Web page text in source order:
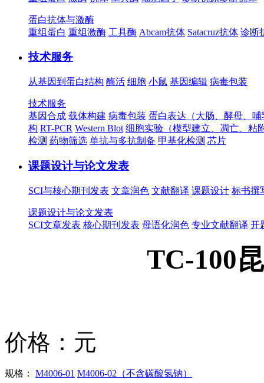
蛋白抗体与激酶
重组蛋白 重组激酶 工具酶 Abcam抗体 Satacruz抗体 诊断
技术服务
从基因到蛋白结构 酶活 细胞 小鼠 基因编辑 病毒包装
技术服务
基因合成 载体构建 病毒包装 蛋白表达（大肠、酵母、
构 RT-PCR Western Blot 细胞实验（模型建立、凋亡、粘
检测 药物筛选 单抗与多抗制备 甲基化检测 芯片
课题设计与论文发表
SCI与核心期刊发表 文章润色 文献翻译 课题设计 标书撰
课题设计与论文发表
SCI文章发表 核心期刊发表 母语化润色 专业文献翻译 开
TC-100
价格： 元
规格： M4006-01 M4006-02（不含碳酸氢钠）